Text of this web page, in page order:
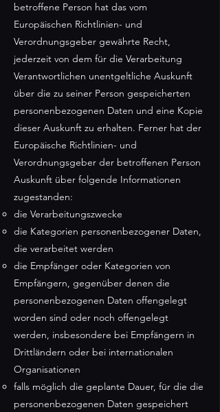
betroffene Person hat das vom
Europäischen Richtlinien- und
Verordnungsgeber gewährte Recht,
jederzeit von dem für die Verarbeitung
Verantwortlichen unentgeltliche Auskunft
über die zu seiner Person gespeicherten
personenbezogenen Daten und eine Kopie
dieser Auskunft zu erhalten. Ferner hat der
Europäische Richtlinien- und
Verordnungsgeber der betroffenen Person
Auskunft über folgende Informationen
zugestanden:
die Verarbeitungszwecke
die Kategorien personenbezogener Daten,
die verarbeitet werden
die Empfänger oder Kategorien von
Empfängern, gegenüber denen die
personenbezogenen Daten offengelegt
worden sind oder noch offengelegt
werden, insbesondere bei Empfängern in
Drittländern oder bei internationalen
Organisationen
falls möglich die geplante Dauer, für die die
personenbezogenen Daten gespeichert